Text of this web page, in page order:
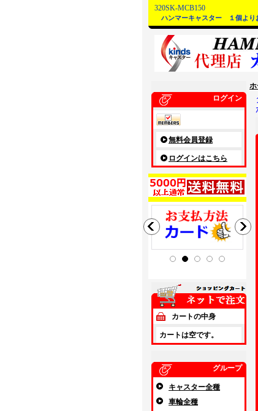
320SK-MCB150
ハンマーキャスター １個より
ログイン
無料会員登録
ログインはこちら
カートの中身
カートは空です。
グループ
キャスター全種
車輪全種